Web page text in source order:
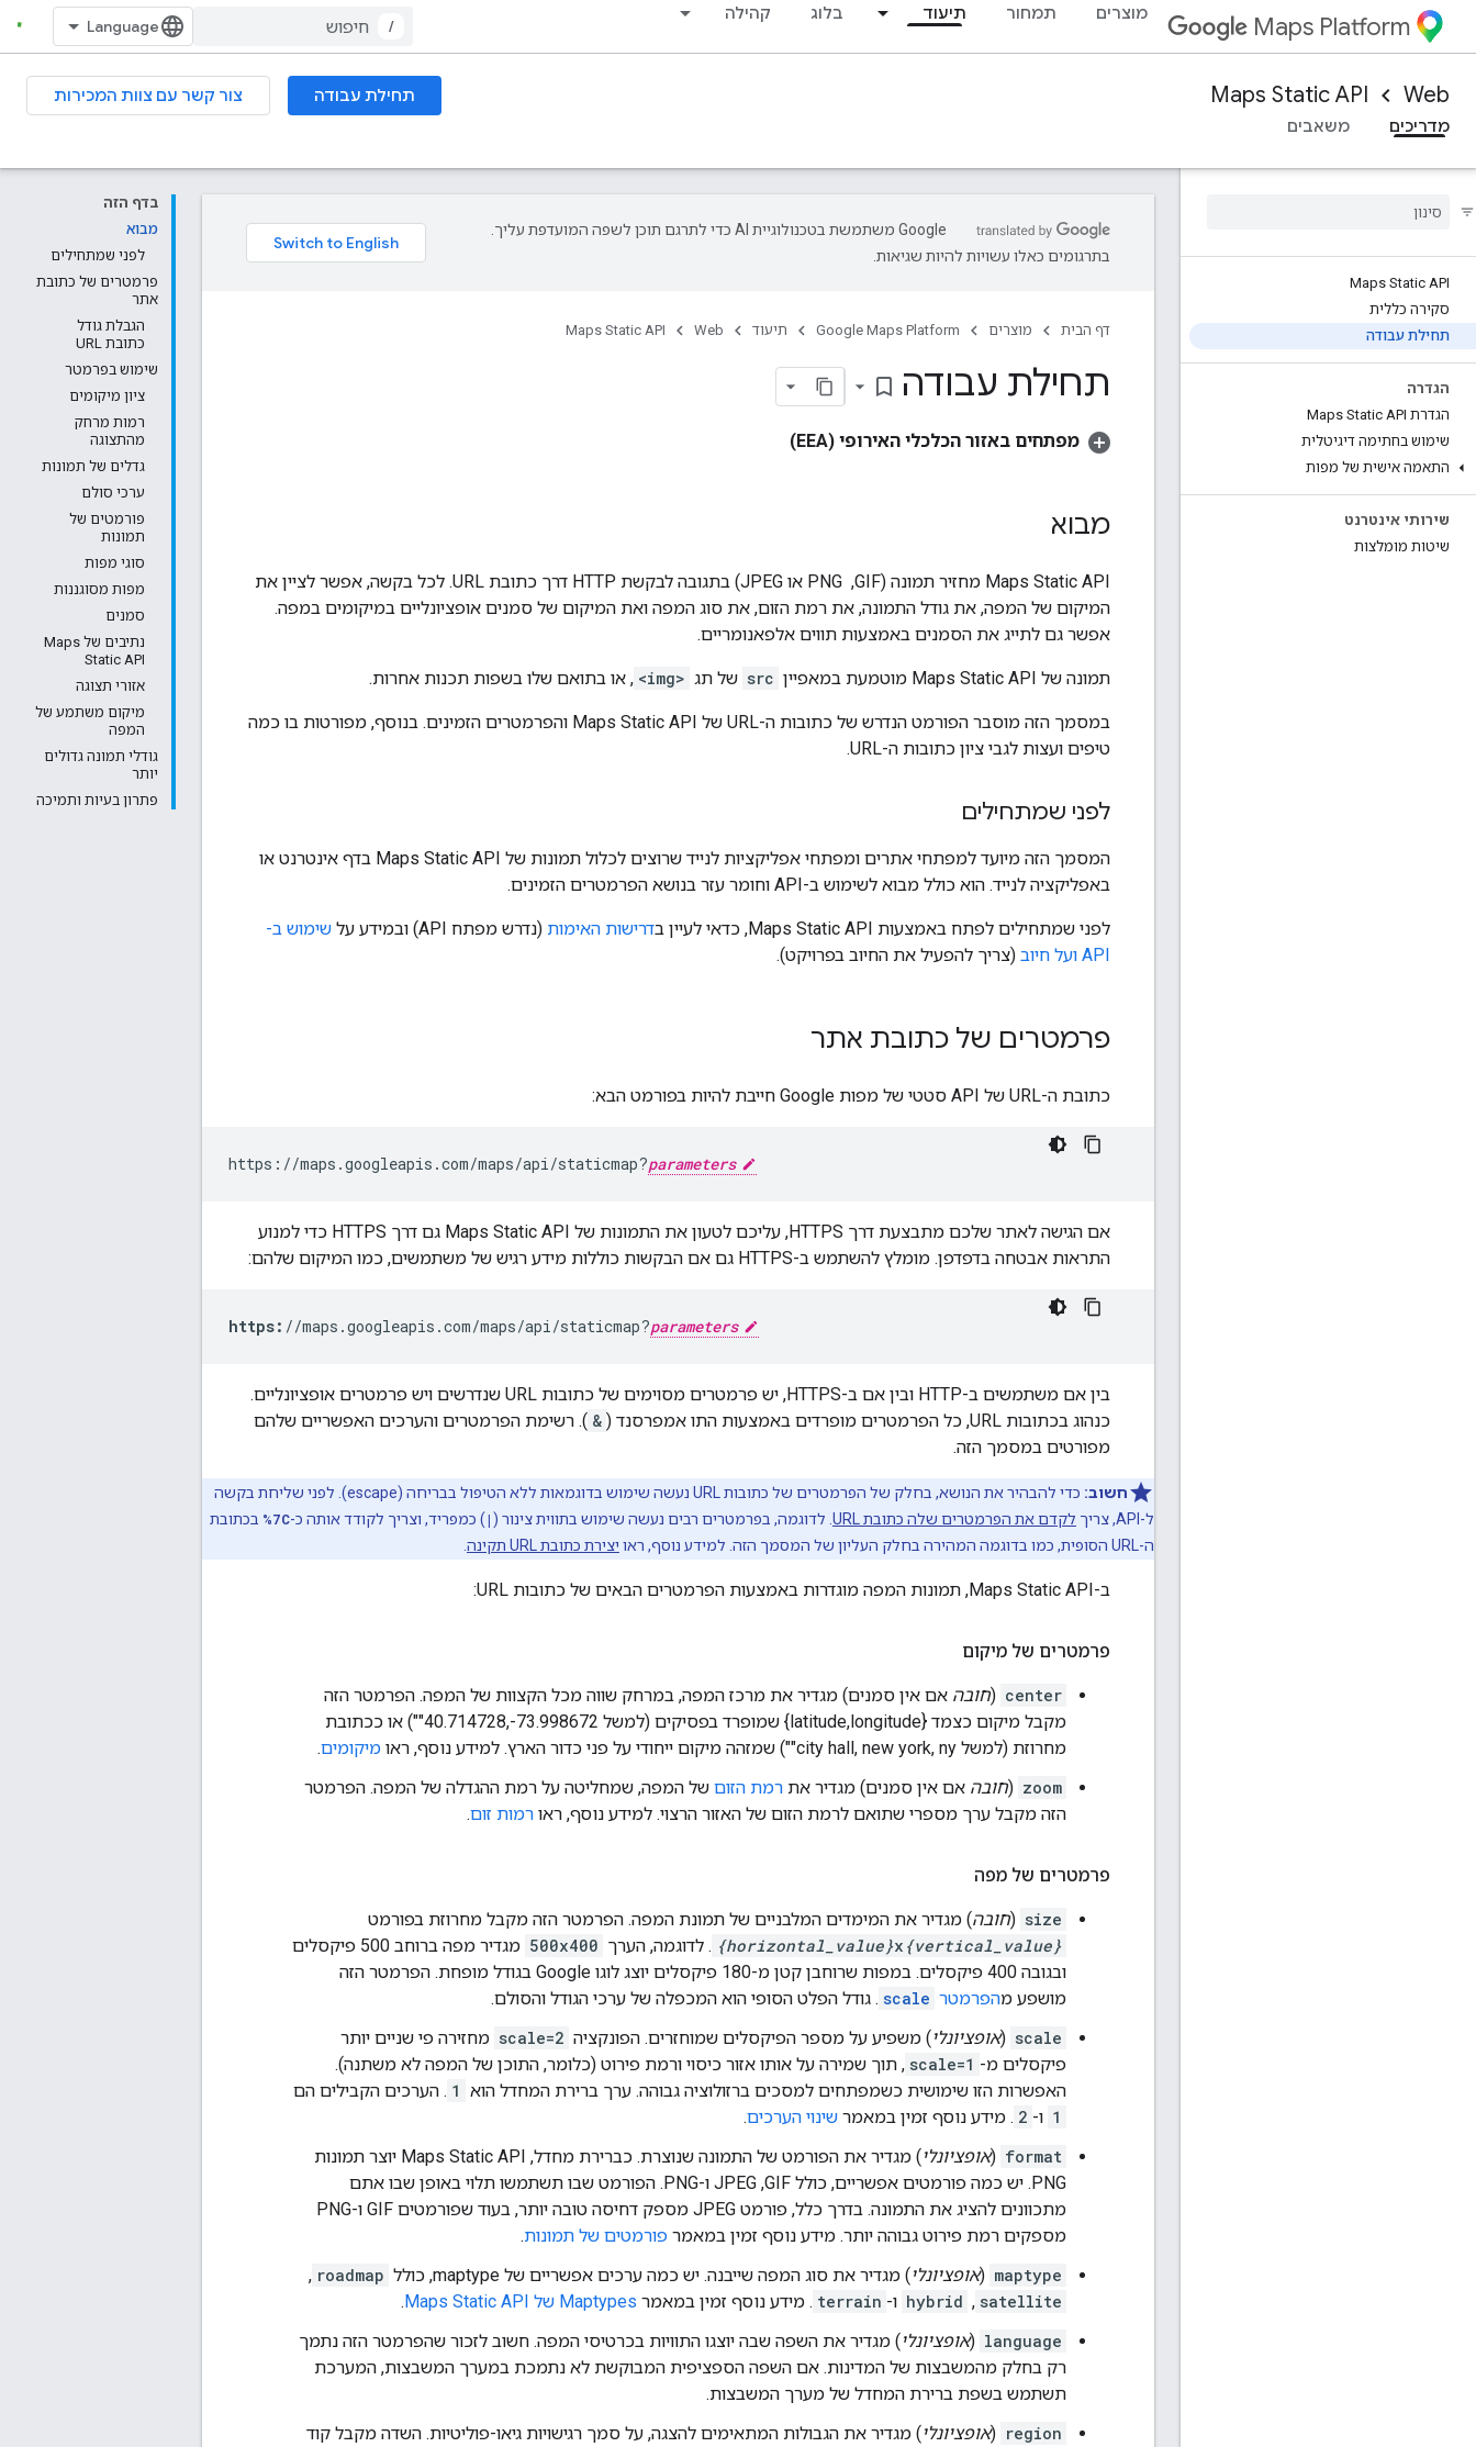
Maps Platform מוצרים תמחור תיעוד בלוג קהילה
/
Web
Maps Static API תחילת עבודה
צור קשר עם צוות המכירות
מדריכים
משאבים
Maps Static API
סקירה כללית
תחילת עבודה
הגדרה
הגדרת Maps Static API
שימוש בחתימה דיגיטלית
התאמה אישית של מפות
שירותי אינטרנט
שיטות מומלצות
בדף הזה
מבוא
לפני שמתחילים
פרמטרים של כתובת
אתר
הגבלת גודל
כתובת URL
שימוש בפרמטר
ציון מיקומים
רמות מרחק
מהתצוגה
גדלים של תמונות
ערכי סולם
פורמטים של
תמונות
סוגי מפות
מפות מסוגננות
סמנים
נתיבים של Maps
Static API
אזורי תצוגה
מיקום משתמע של
המפה
גודלי תמונה גדולים
יותר
פתרון בעיות ותמיכה
‫Google משתמשת בטכנולוגיית AI כדי לתרגם תוכן לשפה המועדפת עליך.
בתרגומים כאלו עשויות להיות שגיאות.
דף הבית מוצרים Google Maps Platform תיעוד Web
Maps Static API
תחילת עבודה bookmark_border
מפתחים באזור הכלכלי האירופי (EEA)
מבוא
Maps Static API מחזיר תמונה (GIF, ‏ PNG או JPEG) בתגובה לבקשת HTTP דרך כתובת URL. לכל בקשה, אפשר לציין את
המיקום של המפה, את גודל התמונה, את רמת הזום, את סוג המפה ואת המיקום של סמנים אופציונליים במיקומים במפה.
אפשר גם לתייג את הסמנים באמצעות תווים אלפאנומריים.
תמונה של Maps Static API מוטמעת במאפיין src של תג <img> , או בתואם שלו בשפות תכנות אחרות.
במסמך הזה מוסבר הפורמט הנדרש של כתובות ה-URL של Maps Static API והפרמטרים הזמינים. בנוסף, מפורטות בו כמה
טיפים ועצות לגבי ציון כתובות ה-URL.
לפני שמתחילים
המסמך הזה מיועד למפתחי אתרים ומפתחי אפליקציות לנייד שרוצים לכלול תמונות של Maps Static API בדף אינטרנט או
באפליקציה לנייד. הוא כולל מבוא לשימוש ב-API וחומר עזר בנושא הפרמטרים הזמינים.
לפני שמתחילים לפתח באמצעות Maps Static API, כדאי לעיין ב דרישות האימות (נדרש מפתח API) ובמידע על
שימוש ב-
API ועל חיוב
(צריך להפעיל את החיוב בפרויקט).
פרמטרים של כתובת אתר
כתובת ה-URL של API סטטי של מפות Google חייבת להיות בפורמט הבא:
https://maps.googleapis.com/maps/api/staticmap?parameters
אם הגישה לאתר שלכם מתבצעת דרך HTTPS, עליכם לטעון את התמונות של Maps Static API גם דרך HTTPS כדי למנוע
התראות אבטחה בדפדפן. מומלץ להשתמש ב-HTTPS גם אם הבקשות כוללות מידע רגיש של משתמשים, כמו המיקום שלהם:
https: //maps.googleapis.com/maps/api/staticmap?parameters
בין אם משתמשים ב-HTTP ובין אם ב-HTTPS, יש פרמטרים מסוימים של כתובות URL שנדרשים ויש פרמטרים אופציונליים.
כנהוג בכתובות URL, כל הפרמטרים מופרדים באמצעות התו אמפרסנד (
& ). רשימת הפרמטרים והערכים האפשריים שלהם
מפורטים במסמך הזה.
חשוב:
כדי להבהיר את הנושא, בחלק של הפרמטרים של כתובות URL נעשה שימוש בדוגמאות ללא הטיפול בבריחה (escape). לפני שליחת בקשה
ל-API, צריך
לקדם את הפרמטרים שלה כתובת URL . לדוגמה, בפרמטרים רבים נעשה שימוש בתווית צינור ( | ) כמפריד, וצריך לקודד אותה כ-%7C בכתובת
ה-URL הסופית, כמו בדוגמה המהירה בחלק העליון של המסמך הזה. למידע נוסף, ראו
יצירת כתובת URL תקינה
ב-Maps Static API, תמונות המפה מוגדרות באמצעות הפרמטרים הבאים של כתובות URL:
פרמטרים של מיקום
center
(חובה אם אין סמנים) מגדיר את מרכז המפה, במרחק שווה מכל הקצוות של המפה. הפרמטר הזה
מקבל מיקום כצמד {latitude,longitude} שמופרד בפסיקים (למשל ‎"40.714728,-73.998672") או ככתובת
מחרוזת (למשל ‎"city hall, new york, ny") שמזהה מיקום ייחודי על פני כדור הארץ. למידע נוסף, ראו
מיקומים.
zoom
(חובה אם אין סמנים) מגדיר את רמת הזום של המפה, שמחליטה על רמת ההגדלה של המפה. הפרמטר
הזה מקבל ערך מספרי שתואם לרמת הזום של האזור הרצוי. למידע נוסף, ראו רמות זום.
פרמטרים של מפה
size
(חובה) מגדיר את המימדים המלבניים של תמונת המפה. הפרמטר הזה מקבל מחרוזת בפורמט
{horizontal_value}x {vertical_value} . לדוגמה, הערך 500x400
מגדיר מפה ברוחב 500 פיקסלים
ובגובה 400 פיקסלים. במפות שרוחבן קטן מ-180 פיקסלים יוצג לוגו Google בגודל מופחת. הפרמטר הזה
מושפע מהפרמטר scale . גודל הפלט הסופי הוא המכפלה של ערכי הגודל והסולם.
scale
(אופציונלי) משפיע על מספר הפיקסלים שמוחזרים. הפונקציה scale=2 מחזירה פי שניים יותר
פיקסלים מ- scale=1 , תוך שמירה על אותו אזור כיסוי ורמת פירוט (כלומר, התוכן של המפה לא משתנה).
האפשרות הזו שימושית כשמפתחים למסכים ברזולוציה גבוהה. ערך ברירת המחדל הוא 1 . הערכים הקבילים הם
1 ו- 2 . מידע נוסף זמין במאמר שינוי הערכים.
format
(אופציונלי
) מגדיר את הפורמט של התמונה שנוצרת. כברירת מחדל, Maps Static API יוצר תמונות
PNG. יש כמה פורמטים אפשריים, כולל GIF,‏ JPEG ו-PNG. הפורמט שבו תשתמשו תלוי באופן שבו אתם
מתכוונים להציג את התמונה. בדרך כלל, פורמט JPEG מספק דחיסה טובה יותר, בעוד שפורמטים GIF ו-PNG
מספקים רמת פירוט גבוהה יותר. מידע נוסף זמין במאמר פורמטים של תמונות.
maptype
(אופציונלי) מגדיר את סוג המפה שייבנה. יש כמה ערכים אפשריים של maptype, כולל roadmap
,‏
satellite
,‏
hybrid ו- terrain . מידע נוסף זמין במאמר Maptypes של Maps Static API
.
language
(אופציונלי) מגדיר את השפה שבה יוצגו התוויות בכרטיסי המפה. חשוב לזכור שהפרמטר הזה נתמך
רק בחלק מהמשבצות של המדינות. אם השפה הספציפית המבוקשת לא נתמכת במערך המשבצות, המערכת
תשתמש בשפת ברירת המחדל של מערך המשבצות.
region
(אופציונלי) מגדיר את הגבולות המתאימים להצגה, על סמך רגישויות גיאו-פוליטיות. השדה מקבל קוד